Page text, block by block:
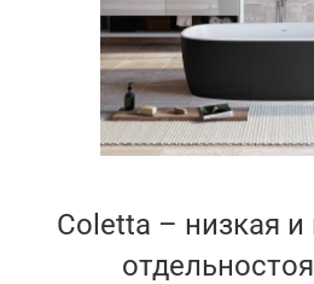
Coletta – низкая